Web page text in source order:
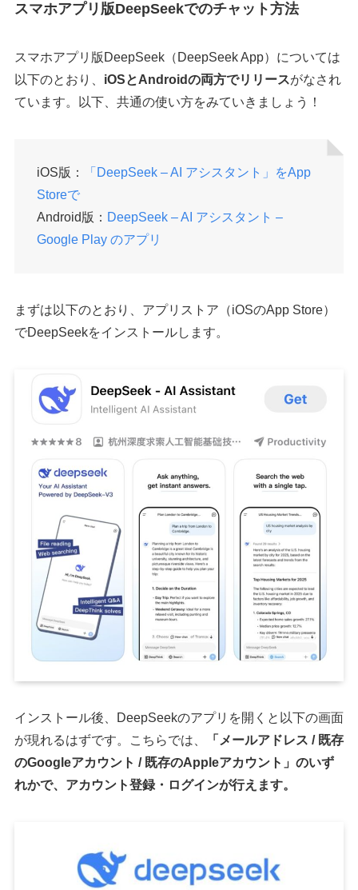
スマホアプリ版DeepSeekでのチャット方法
スマホアプリ版DeepSeek（DeepSeek App）については
以下のとおり、 iOSとAndroidの両方でリリースがなされ
ています。以下、共通の使い方をみていきましょう！
iOS版：
「DeepSeek – AI アシスタント」をApp
Storeで
Android版： DeepSeek – AI アシスタント –
Google Play のアプリ
まずは以下のとおり、アプリストア（iOSのApp Store）
でDeepSeekをインストールします。
インストール後、DeepSeekのアプリを開くと以下の画面
が現れるはずです。こちらでは、
「メールアドレス / 既存
のGoogleアカウント / 既存のAppleアカウント」のいず
れかで、アカウント登録・ログインが行えます。